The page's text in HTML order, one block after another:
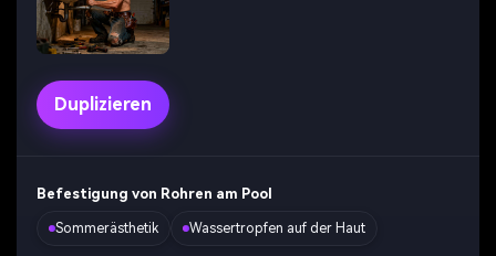
Duplizieren
Befestigung von Rohren am Pool
Sommerästhetik Wassertropfen auf der Haut